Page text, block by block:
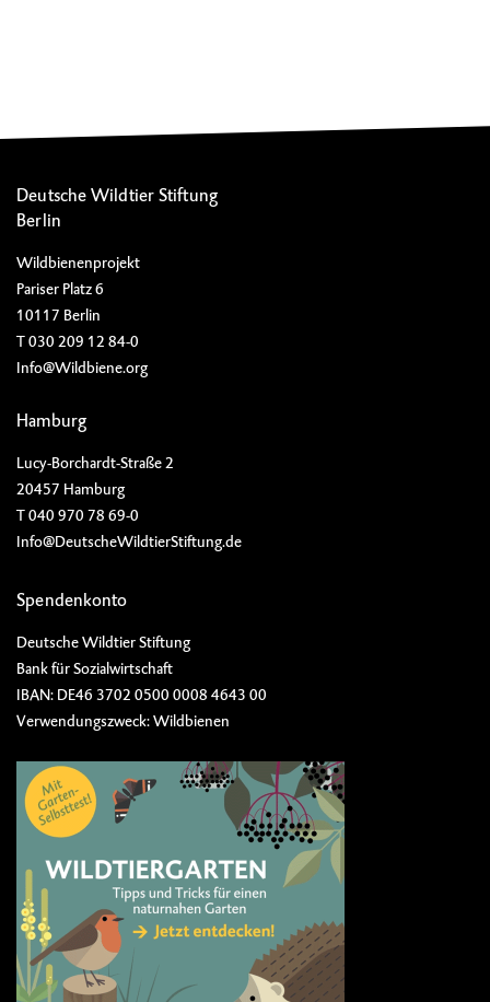
Deutsche Wildtier Stiftung
Berlin
Wildbienenprojekt
Pariser Platz 6
10117 Berlin
T 030 209 12 84-0
Info@Wildbiene.org
Hamburg
Lucy-Borchardt-Straße 2
20457 Hamburg
T 040 970 78 69-0
Info@DeutscheWildtierStiftung.de
Spendenkonto
Deutsche Wildtier Stiftung
Bank für Sozialwirtschaft
IBAN: DE46 3702 0500 0008 4643 00
Verwendungszweck: Wildbienen